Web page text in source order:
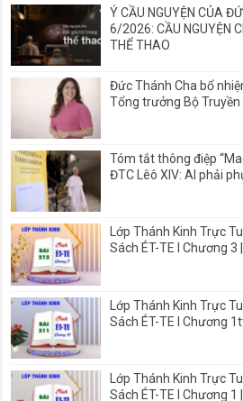
Ý CẦU NGUYỆN CỦA
6/2026: CẦU NGUYỆN
THỂ THAO
Đức Thánh Cha bổ
Tổng trưởng Bộ
Tóm tắt thông điệp
ĐTC Lêô XIV: AI phải
Lớp Thánh Kinh Trực
Sách ÉT-TE I Chương
Lớp Thánh Kinh Trực
Sách ÉT-TE I Chương
Lớp Thánh Kinh Trực
Sách ÉT-TE I Chương